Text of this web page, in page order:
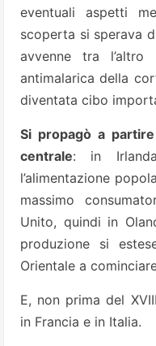
eventuali aspetti
scoperta si sperava
avvenne tra l’altro
antimalarica della
diventata cibo
Si propagò a
centrale: in
l’alimentazione
massimo
Unito, quindi in
produzione si
Orientale a
E, non prima del
in Francia e in Italia.